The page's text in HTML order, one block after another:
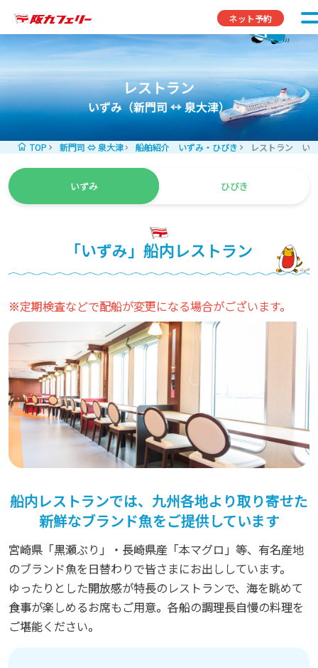
ネット予約
レストラン
いずみ（新門司 ↔ 泉大津）
TOP 新門司 ⇔ 泉大津 船舶紹介 いずみ・ひびき レストラン い
いずみ ひびき
「いずみ」船内レストラン
※定期検査などで配船が変更になる場合がございます。
船内レストランでは、九州各地より取り寄せた
新鮮なブランド魚をご提供しています
宮崎県「黒瀬ぶり」・長崎県産「本マグロ」等、有名産地
のブランド魚を日替わりで皆さまにお出ししています。
ゆったりとした開放感が特長のレストランで、海を眺めて
食事が楽しめるお席もご用意。各船の調理長自慢の料理を
ご堪能ください。